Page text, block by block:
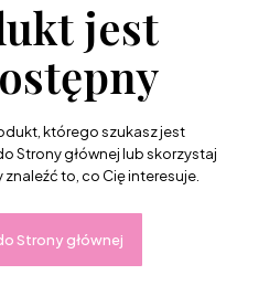
jest
którego szukasz jest
Strony głównej lub skorzystaj
znaleźć to, co Cię interesuje.
Strony głównej